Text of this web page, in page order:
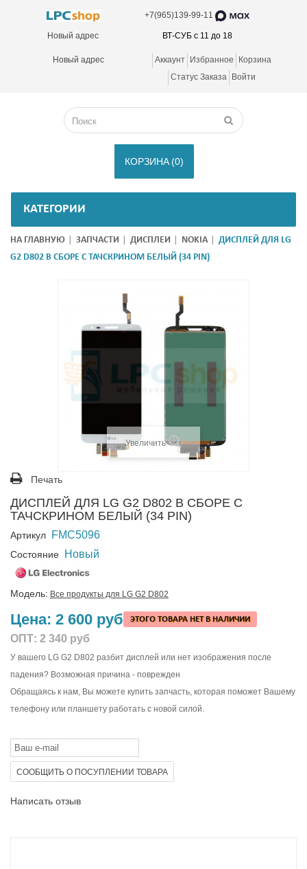
+7(965)139-99-11
Новый адрес ВТ-СУБ с 11 до 18
Новый адрес Аккаунт Избранное
Корзина
Статус Заказа
Войти
КОРЗИНА (0)
КАТЕГОРИИ
НА ГЛАВНУЮ ЗАПЧАСТИ ДИСПЛЕИ NOKIA
ДИСПЛЕЙ ДЛЯ LG
G2 D802 В СБОРЕ С ТАЧСКРИНОМ БЕЛЫЙ (34 PIN)
Увеличить
Печать
ДИСПЛЕЙ ДЛЯ LG G2 D802 В СБОРЕ С
ТАЧСКРИНОМ БЕЛЫЙ (34 PIN)
Артикул FMC5096
Состояние Новый
Модель: Все продукты для LG G2 D802
Цена: 2 600 руб
ОПТ: 2 340 руб
ЭТОГО ТОВАРА НЕТ В НАЛИЧИИ
У вашего LG G2 D802 разбит дисплей или нет изображения после
падения? Возможная причина - поврежден
Обращаясь к нам, Вы можете купить запчасть, которая поможет Вашему
телефону или планшету работать с новой силой.
СООБЩИТЬ О ПОСУПЛЕНИИ ТОВАРА
Написать отзыв